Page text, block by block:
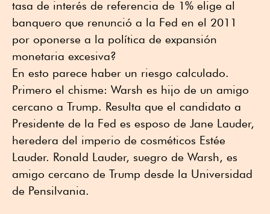
tasa de interés de referencia de 1% elige al
banquero que renunció a la Fed en el 2011
por oponerse a la política de expansión
monetaria excesiva?
En esto parece haber un riesgo calculado.
Primero el chisme: Warsh es hijo de un amigo
cercano a Trump. Resulta que el candidato a
Presidente de la Fed es esposo de Jane Lauder,
heredera del imperio de cosméticos Estée
Lauder. Ronald Lauder, suegro de Warsh, es
amigo cercano de Trump desde la Universidad
de Pensilvania.